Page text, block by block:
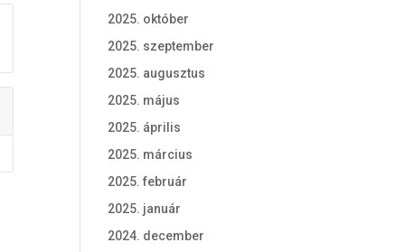
2025. október
2025. szeptember
2025. augusztus
2025. május
2025. április
2025. március
2025. február
2025. január
2024. december